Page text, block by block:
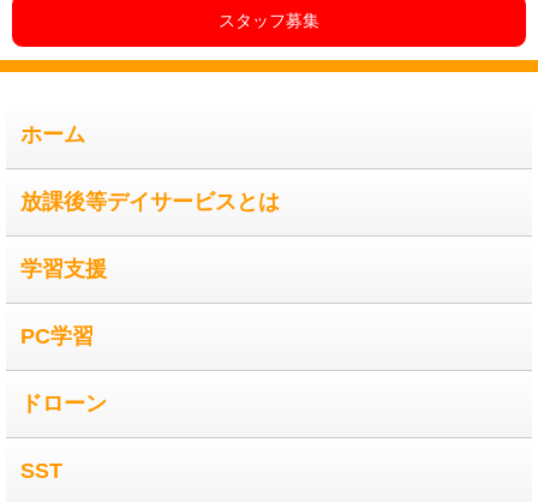
スタッフ募集
ホーム
放課後等デイサービスとは
学習支援
PC学習
ドローン
SST